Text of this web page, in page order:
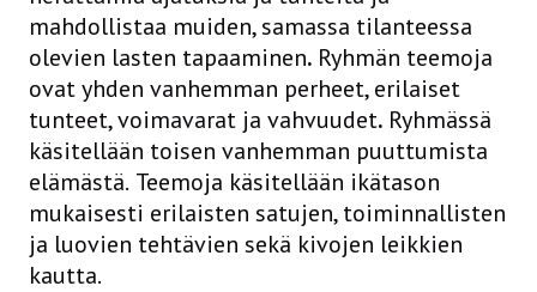
mahdollistaa muiden, samassa tilanteessa
olevien lasten tapaaminen. Ryhmän teemoja
ovat yhden vanhemman perheet, erilaiset
tunteet, voimavarat ja vahvuudet. Ryhmässä
käsitellään toisen vanhemman puuttumista
elämästä. Teemoja käsitellään ikätason
mukaisesti erilaisten satujen, toiminnallisten
ja luovien tehtävien sekä kivojen leikkien
kautta.